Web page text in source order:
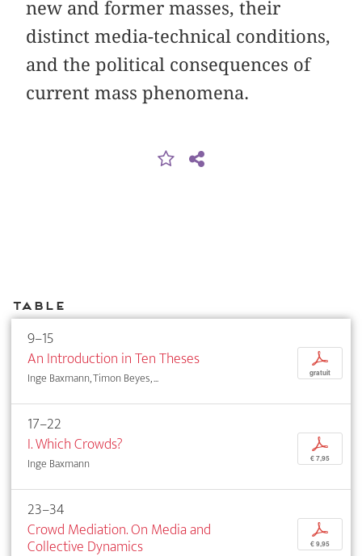
new and former masses, their
distinct media-technical conditions,
and the political consequences of
current mass phenomena.
Table
9–15
An Introduction in Ten Theses
Inge Baxmann, Timon Beyes, ...
p
gratuit
17–22
I. Which Crowds?
Inge Baxmann
p
€ 7,95
23–34
Crowd Mediation. On Media and
Collective Dynamics
p
€ 9,95